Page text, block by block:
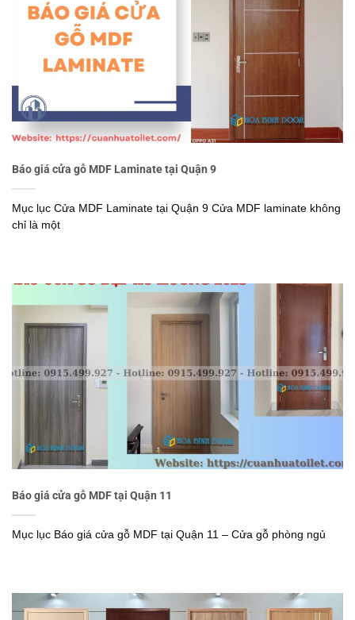
Báo giá cửa gỗ MDF Laminate tại Quận 9
Mục lục Cửa MDF Laminate tại Quận 9 Cửa MDF laminate không
chỉ là một
Báo giá cửa gỗ MDF tại Quận 11
Mục lục Báo giá cửa gỗ MDF tại Quận 11 – Cửa gỗ phòng ngủ